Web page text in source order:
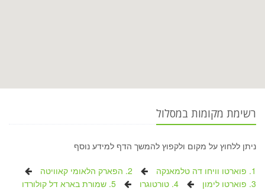
רשימת מקומות במסלול
ניתן ללחוץ על מקום ולקפוץ להמשך הדף למידע נוסף
1. פוארטו וויחו דה טלמאנקה
2. הפארק הלאומי קאוויטה
3. פוארטו לימון
4. טורטוגרו
5. שמורת בארא דל קולורדו